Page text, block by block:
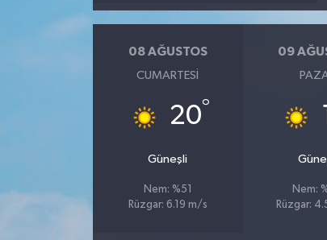
08 AĞUSTOS
CUMARTESI
20°
Güneşli
Nem: %51
Rüzgar: 6.19 m/s
09
Nem:
Rüzgar: